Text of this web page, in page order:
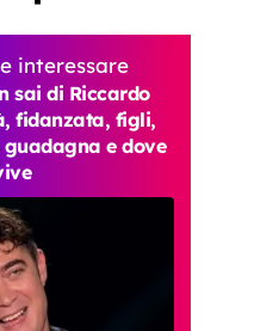
interessare
sai di Riccardo
fidanzata, figli,
e dove